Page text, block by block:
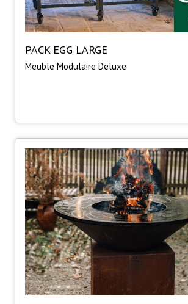
PACK EGG LARGE
Meuble Modulaire Deluxe